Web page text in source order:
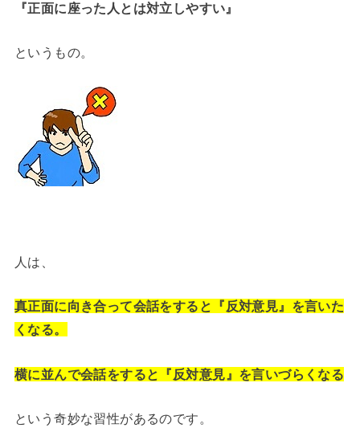
『正面に座った人とは対立しやすい』
というもの。
人は、
真正面に向き合って会話をすると
『反対意見』を言いた
くなる。
横に並んで会話をすると 『反対意見』を言いづらくなる
という奇妙な習性があるのです。